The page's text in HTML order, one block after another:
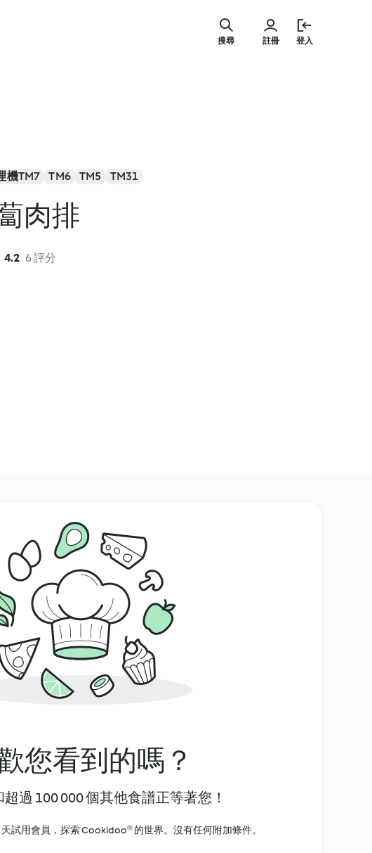
註冊 登入
搜尋
機TM7 TM6 TM5 TM31
肉排
4.2 6 評分
您看到的嗎？
過 100 000 個其他食譜正等著您！
試用會員，探索 Cookidoo® 的世界。沒有任何附加條件。